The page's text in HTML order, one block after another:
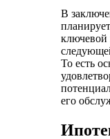
В
ключевой
То есть
его